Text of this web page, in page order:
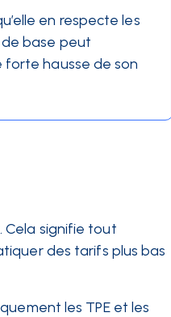
en respecte les
de base peut
forte hausse de son
Cela signifie tout
des tarifs plus bas
les TPE et les